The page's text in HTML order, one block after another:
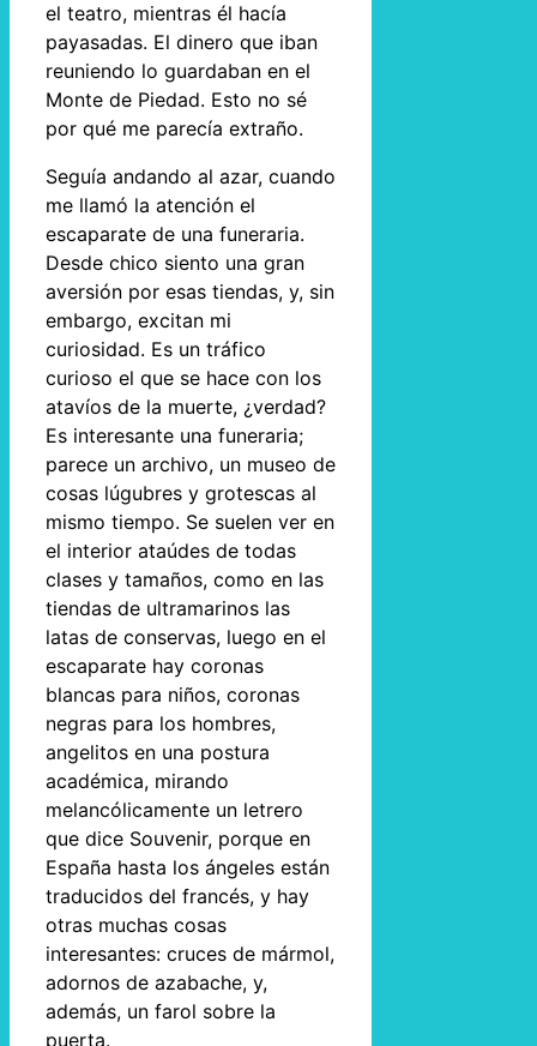
el teatro, mientras él hacía
payasadas. El dinero que iban
reuniendo lo guardaban en el
Monte de Piedad. Esto no sé
por qué me parecía extraño.
Seguía andando al azar, cuando
me llamó la atención el
escaparate de una funeraria.
Desde chico siento una gran
aversión por esas tiendas, y, sin
embargo, excitan mi
curiosidad. Es un tráfico
curioso el que se hace con los
atavíos de la muerte, ¿verdad?
Es interesante una funeraria;
parece un archivo, un museo de
cosas lúgubres y grotescas al
mismo tiempo. Se suelen ver en
el interior ataúdes de todas
clases y tamaños, como en las
tiendas de ultramarinos las
latas de conservas, luego en el
escaparate hay coronas
blancas para niños, coronas
negras para los hombres,
angelitos en una postura
académica, mirando
melancólicamente un letrero
que dice Souvenir, porque en
España hasta los ángeles están
traducidos del francés, y hay
otras muchas cosas
interesantes: cruces de mármol,
adornos de azabache, y,
además, un farol sobre la
puerta.